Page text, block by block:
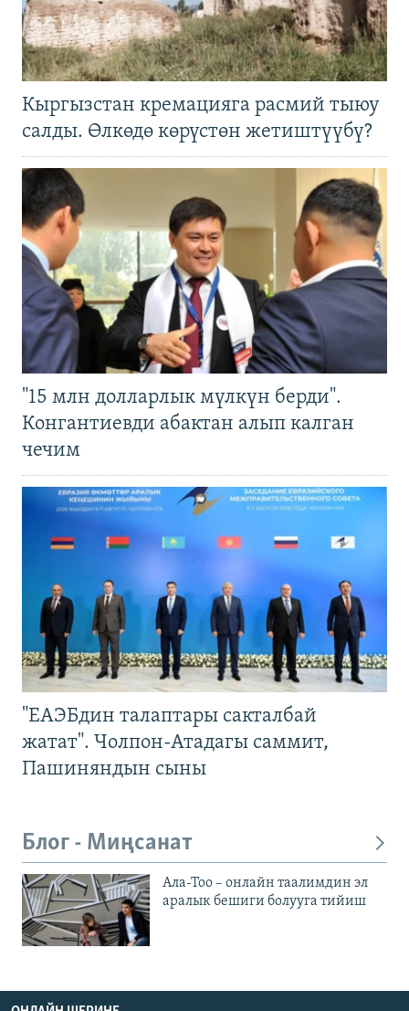
Кыргызстан кремацияга расмий тыюу
салды. Өлкөдө көрүстөн жетиштүүбү?
"15 млн долларлык мүлкүн берди".
Конгантиевди абактан алып калган
чечим
"ЕАЭБдин талаптары сакталбай
жатат". Чолпон-Атадагы саммит,
Пашиняндын сыны
Блог - Миңсанат
Ала-Тоо – онлайн таалимдин эл
аралык бешиги болууга тийиш